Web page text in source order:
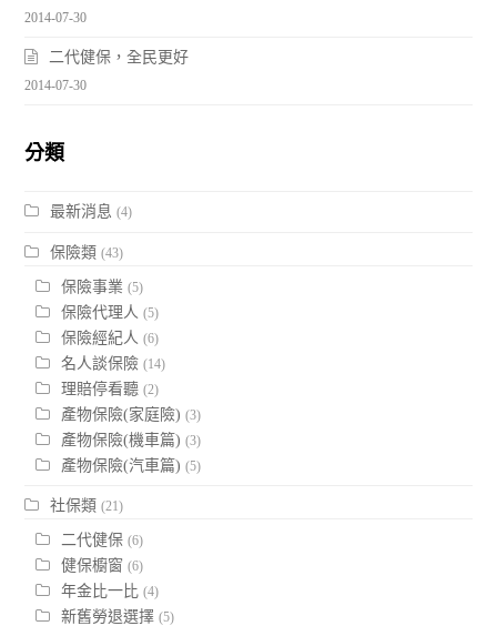
2014-07-30
二代健保，全民更好
2014-07-30
分類
最新消息 (4)
保險類 (43)
保險事業 (5)
保險代理人 (5)
保險經紀人 (6)
名人談保險 (14)
理賠停看聽 (2)
產物保險(家庭險) (3)
產物保險(機車篇) (3)
產物保險(汽車篇) (5)
社保類 (21)
二代健保 (6)
健保櫥窗 (6)
年金比一比 (4)
新舊勞退選擇 (5)